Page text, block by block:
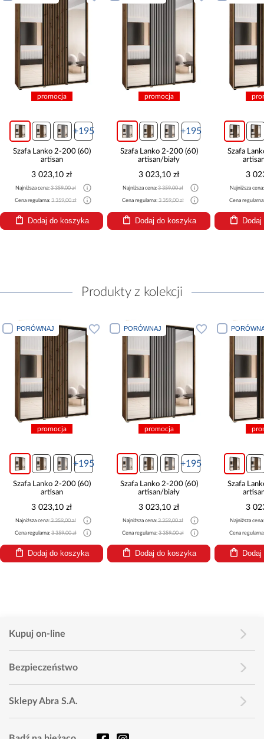
promocja
+195
Szafa Lanko 2-200 (60)
artisan/biały
3 023,10 zł
Najniższa cena:3 359,00 zł
Cena regularna:3 359,00 zł
Dodaj do koszyka
promocja
+195
Szafa Lanko 2-200 (60)
artisan/czarny
3 023,10 zł
Najniższa cena:3 359,00 zł
Cena regularna:3 359,00 zł
Dodaj do koszyka
Szafa
Cena
Produkty z kolekcji
+195
Lanko 2-200 (60)
3 023,10 zł
cena:3 359,00 zł
3 359,00 zł
do koszyka
PORÓWNAJ
+195
Szafa Lanko 2-200 (60)
artisan/biały
3 023,10 zł
Najniższa cena:3 359,00 zł
Cena regularna:3 359,00 zł
Dodaj do koszyka
PORÓWNAJ
Szafa Lanko 2-200
artisan/czarny
3 023,10 zł
Najniższa cena:3 359,00 zł
Cena regularna:3 359,00 zł
Dodaj do
Kupuj on-line
Bezpieczeństwo
Sklepy Abra S.A.